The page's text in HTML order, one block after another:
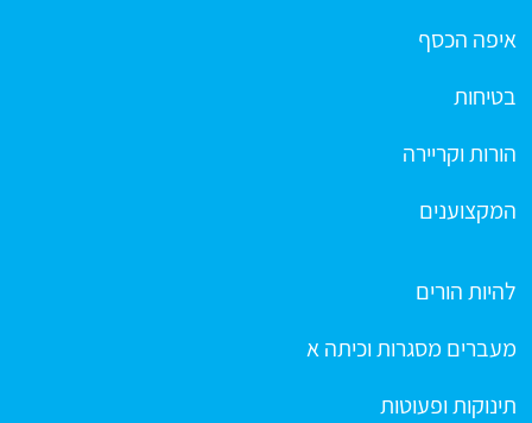
איפה הכסף
בטיחות
הורות וקריירה
המקצוענים
להיות הורים
מעברים מסגרות וכיתה א
תינוקות ופעוטות